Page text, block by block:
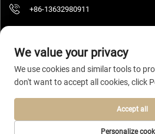
+86-13632980911
Авторско право © 2026 Шанхай
права запазени. Политика
We value your privacy
We use cookies and similar tools to
don't want to accept all cookies, click
Personalize
Accept all